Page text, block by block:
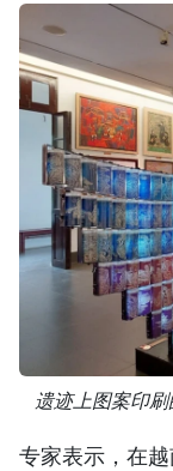
遗迹上图案印刷
专家表示，在